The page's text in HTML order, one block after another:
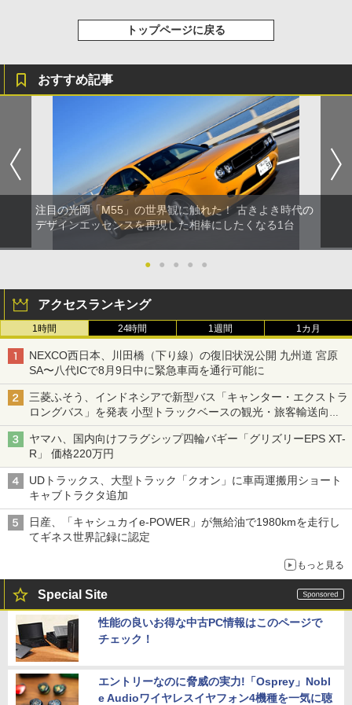
トップページに戻る
おすすめ記事
注目の光岡「M55」の世界観に触れた！ 古きよき時代の
デザインエッセンスを再現した相棒にしたくなる1台
● ● ● ● ●
アクセスランキング
1時間 24時間 1週間 1カ月
NEXCO西日本、川田橋（下り線）の復旧状況公開 九州道 宮原
SA〜八代ICで8月9日中に緊急車両を通行可能に
三菱ふそう、インドネシアで新型バス「キャンター・エクストラ
ロングバス」を発表 小型トラックベースの観光・旅客輸送向け
バス
ヤマハ、国内向けフラグシップ四輪バギー「グリズリーEPS XT-
R」 価格220万円
UDトラックス、大型トラック「クオン」に車両運搬用ショート
キャブトラクタ追加
日産、「キャシュカイe-POWER」が無給油で1980kmを走行し
てギネス世界記録に認定
もっと見る
Special Site
性能の良いお得な中古PC情報はこのページで
チェック！
エントリーなのに脅威の実力!「Osprey」Nobl
e Audioワイヤレスイヤフォン4機種を一気に聴